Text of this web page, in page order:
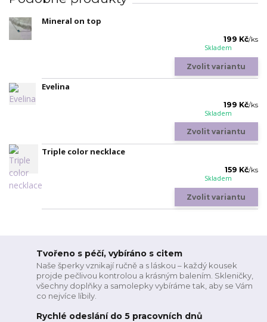
Mineral on top
199 Kč/ks
Skladem
Zvolit variantu
Evelina
199 Kč/ks
Skladem
Zvolit variantu
Triple color necklace
159 Kč/ks
Skladem
Zvolit variantu
Tvořeno s péčí, vybíráno s citem
Naše šperky vznikají ručně a s láskou – každý kousek
projde pečlivou kontrolou a krásným balením. Skleničky,
všechny doplňky a samolepky vybíráme tak, aby se Vám
co nejvíce líbily.
Rychlé odeslání do 5 pracovních dnů